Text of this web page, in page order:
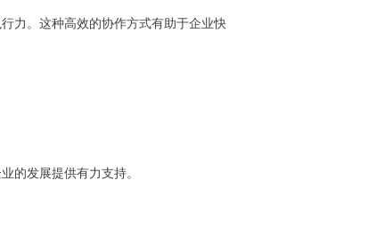
力。这种高效的协作方式有助于企业快
的发展提供有力支持。